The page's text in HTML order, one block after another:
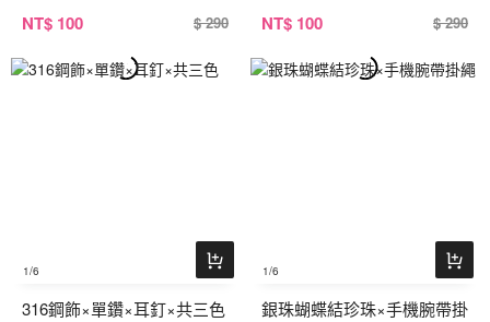
NT$ 100 $ 290 NT$ 100 $ 290
1/6
316鋼飾×單鑽×耳釘×共三色
1/6
銀珠蝴蝶結珍珠×手機腕帶掛